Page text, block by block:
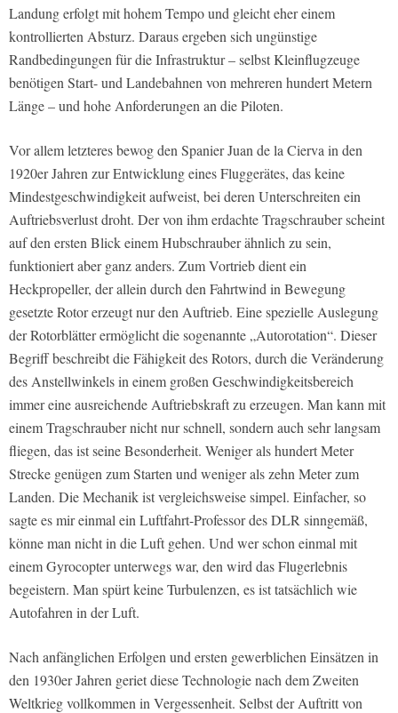
Landung erfolgt mit hohem Tempo und gleicht eher einem
kontrollierten Absturz. Daraus ergeben sich ungünstige
Randbedingungen für die Infrastruktur – selbst Kleinflugzeuge
benötigen Start- und Landebahnen von mehreren hundert Metern
Länge – und hohe Anforderungen an die Piloten.
Vor allem letzteres bewog den Spanier Juan de la Cierva in den
1920er Jahren zur Entwicklung eines Fluggerätes, das keine
Mindestgeschwindigkeit aufweist, bei deren Unterschreiten ein
Auftriebsverlust droht. Der von ihm erdachte Tragschrauber scheint
auf den ersten Blick einem Hubschrauber ähnlich zu sein,
funktioniert aber ganz anders. Zum Vortrieb dient ein
Heckpropeller, der allein durch den Fahrtwind in Bewegung
gesetzte Rotor erzeugt nur den Auftrieb. Eine spezielle Auslegung
der Rotorblätter ermöglicht die sogenannte „Autorotation“. Dieser
Begriff beschreibt die Fähigkeit des Rotors, durch die Veränderung
des Anstellwinkels in einem großen Geschwindigkeitsbereich
immer eine ausreichende Auftriebskraft zu erzeugen. Man kann mit
einem Tragschrauber nicht nur schnell, sondern auch sehr langsam
fliegen, das ist seine Besonderheit. Weniger als hundert Meter
Strecke genügen zum Starten und weniger als zehn Meter zum
Landen. Die Mechanik ist vergleichsweise simpel. Einfacher, so
sagte es mir einmal ein Luftfahrt-Professor des DLR sinngemäß,
könne man nicht in die Luft gehen. Und wer schon einmal mit
einem Gyrocopter unterwegs war, den wird das Flugerlebnis
begeistern. Man spürt keine Turbulenzen, es ist tatsächlich wie
Autofahren in der Luft.
Nach anfänglichen Erfolgen und ersten gewerblichen Einsätzen in
den 1930er Jahren geriet diese Technologie nach dem Zweiten
Weltkrieg vollkommen in Vergessenheit. Selbst der Auftritt von